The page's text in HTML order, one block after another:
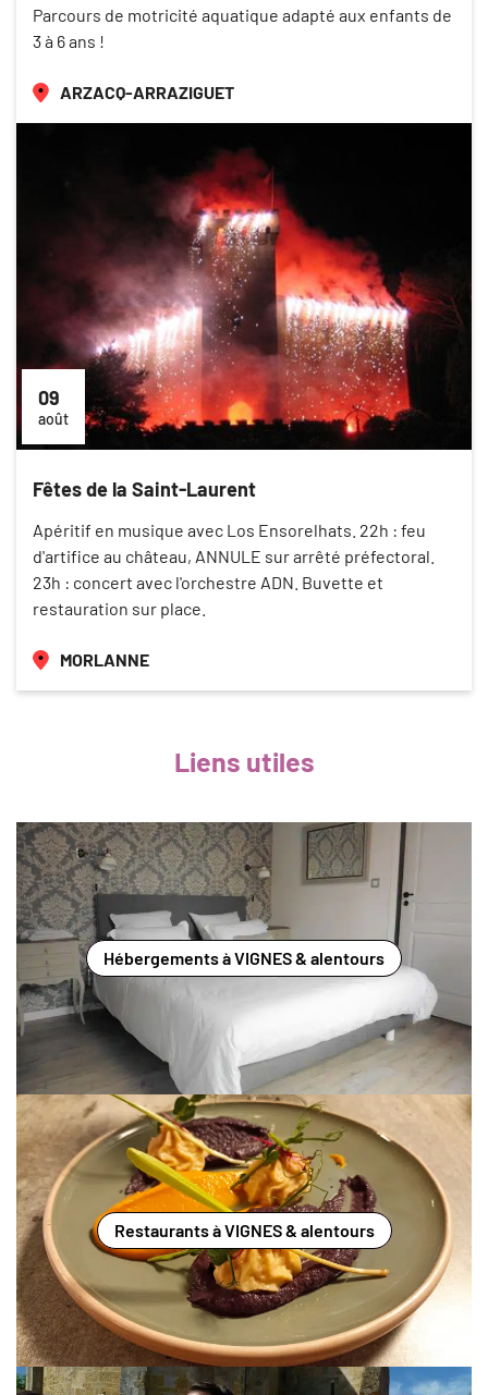
Parcours de motricité aquatique adapté aux enfants de
3 à 6 ans !
ARZACQ-ARRAZIGUET
09
août
Fêtes de la Saint-Laurent
Apéritif en musique avec Los Ensorelhats. 22h : feu
d'artifice au château, ANNULE sur arrêté préfectoral.
23h : concert avec l'orchestre ADN. Buvette et
restauration sur place.
MORLANNE
Liens utiles
Hébergements à VIGNES & alentours
Restaurants à VIGNES & alentours